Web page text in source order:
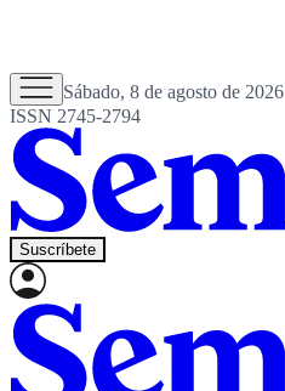
Sábado, 8 de agosto de 2026
ISSN 2745-2794
Suscríbete